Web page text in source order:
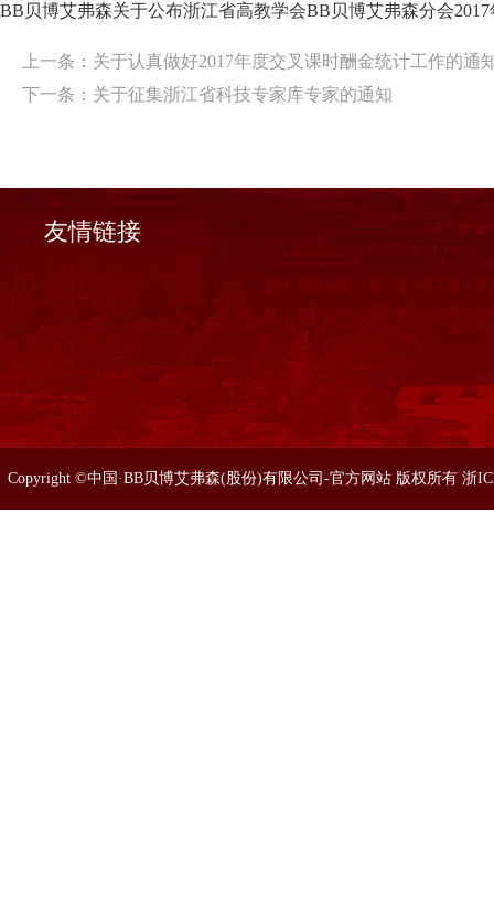
BB贝博艾弗森关于公布浙江省高教学会BB贝博艾弗森分会
上一条： 关于认真做好2017年度交叉课时酬金统计工作的通
下一条： 关于征集浙江省科技专家库专家的通知
友情链接
Copyright ©中国·BB贝博艾弗森(股份)有限公司-官方网站 版权所有 浙